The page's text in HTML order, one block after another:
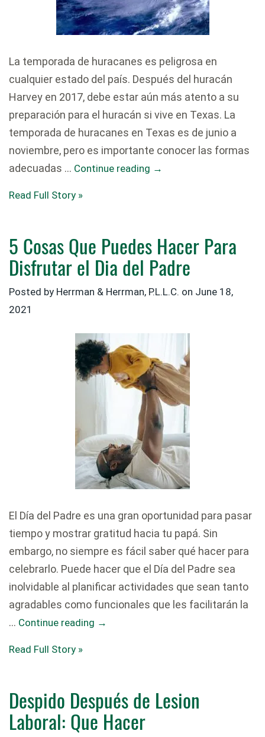
La temporada de huracanes es peligrosa en
cualquier estado del país. Después del huracán
Harvey en 2017, debe estar aún más atento a su
preparación para el huracán si vive en Texas. La
temporada de huracanes en Texas es de junio a
noviembre, pero es importante conocer las formas
adecuadas … Continue reading →
Read Full Story »
5 Cosas Que Puedes Hacer Para
Disfrutar el Dia del Padre
Posted by Herrman & Herrman, P.L.L.C. on June 18,
2021
El Día del Padre es una gran oportunidad para pasar
tiempo y mostrar gratitud hacia tu papá. Sin
embargo, no siempre es fácil saber qué hacer para
celebrarlo. Puede hacer que el Día del Padre sea
inolvidable al planificar actividades que sean tanto
agradables como funcionales que les facilitarán la
… Continue reading →
Read Full Story »
Despido Después de Lesion
Laboral: Que Hacer